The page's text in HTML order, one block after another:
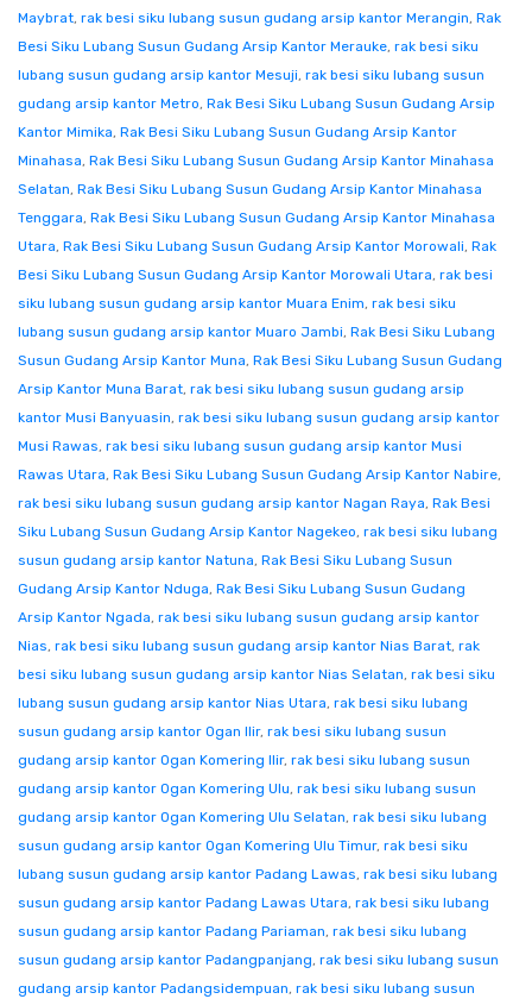
Maybrat, rak besi siku lubang susun gudang arsip kantor Merangin, Rak
Besi Siku Lubang Susun Gudang Arsip Kantor Merauke, rak besi siku
lubang susun gudang arsip kantor Mesuji, rak besi siku lubang susun
gudang arsip kantor Metro, Rak Besi Siku Lubang Susun Gudang Arsip
Kantor Mimika, Rak Besi Siku Lubang Susun Gudang Arsip Kantor
Minahasa, Rak Besi Siku Lubang Susun Gudang Arsip Kantor Minahasa
Selatan, Rak Besi Siku Lubang Susun Gudang Arsip Kantor Minahasa
Tenggara, Rak Besi Siku Lubang Susun Gudang Arsip Kantor Minahasa
Utara, Rak Besi Siku Lubang Susun Gudang Arsip Kantor Morowali, Rak
Besi Siku Lubang Susun Gudang Arsip Kantor Morowali Utara, rak besi
siku lubang susun gudang arsip kantor Muara Enim, rak besi siku
lubang susun gudang arsip kantor Muaro Jambi, Rak Besi Siku Lubang
Susun Gudang Arsip Kantor Muna, Rak Besi Siku Lubang Susun Gudang
Arsip Kantor Muna Barat, rak besi siku lubang susun gudang arsip
kantor Musi Banyuasin, rak besi siku lubang susun gudang arsip kantor
Musi Rawas, rak besi siku lubang susun gudang arsip kantor Musi
Rawas Utara, Rak Besi Siku Lubang Susun Gudang Arsip Kantor Nabire,
rak besi siku lubang susun gudang arsip kantor Nagan Raya, Rak Besi
Siku Lubang Susun Gudang Arsip Kantor Nagekeo, rak besi siku lubang
susun gudang arsip kantor Natuna, Rak Besi Siku Lubang Susun
Gudang Arsip Kantor Nduga, Rak Besi Siku Lubang Susun Gudang
Arsip Kantor Ngada, rak besi siku lubang susun gudang arsip kantor
Nias, rak besi siku lubang susun gudang arsip kantor Nias Barat, rak
besi siku lubang susun gudang arsip kantor Nias Selatan, rak besi siku
lubang susun gudang arsip kantor Nias Utara, rak besi siku lubang
susun gudang arsip kantor Ogan Ilir, rak besi siku lubang susun
gudang arsip kantor Ogan Komering Ilir, rak besi siku lubang susun
gudang arsip kantor Ogan Komering Ulu, rak besi siku lubang susun
gudang arsip kantor Ogan Komering Ulu Selatan, rak besi siku lubang
susun gudang arsip kantor Ogan Komering Ulu Timur, rak besi siku
lubang susun gudang arsip kantor Padang Lawas, rak besi siku lubang
susun gudang arsip kantor Padang Lawas Utara, rak besi siku lubang
susun gudang arsip kantor Padang Pariaman, rak besi siku lubang
susun gudang arsip kantor Padangpanjang, rak besi siku lubang susun
gudang arsip kantor Padangsidempuan, rak besi siku lubang susun